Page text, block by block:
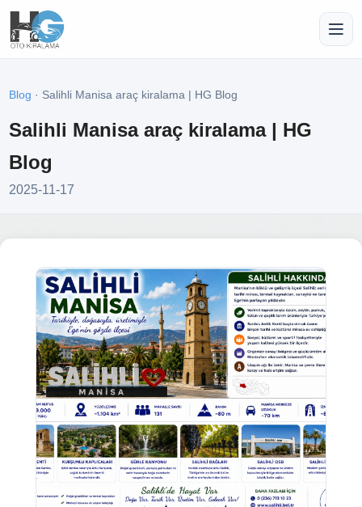
Blog · Salihli Manisa araç kiralama | HG Blog
Salihli Manisa araç kiralama | HG
Blog
2025-11-17